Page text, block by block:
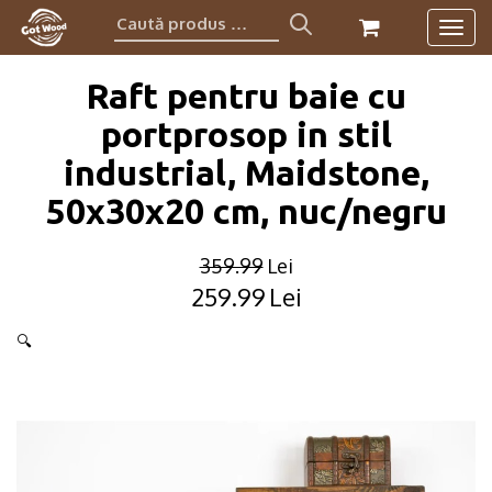
Caută
produs:
Raft pentru baie cu
portprosop in stil
industrial, Maidstone,
50x30x20 cm, nuc/negru
359.99 Lei
Original
259.99 Lei
Current
🔍